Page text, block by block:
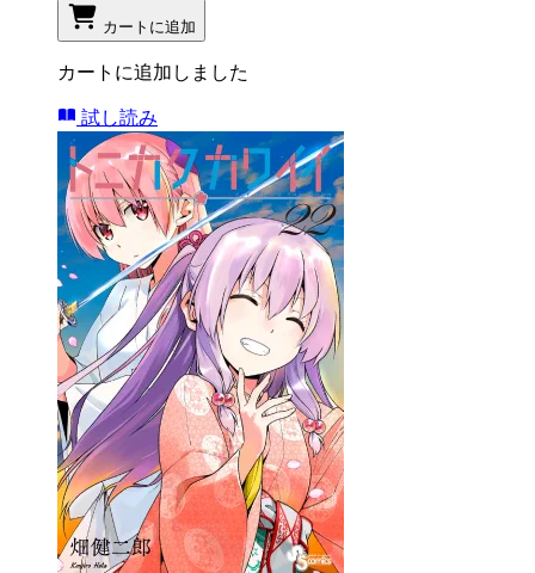
カートに追加
カートに追加しました
試し読み